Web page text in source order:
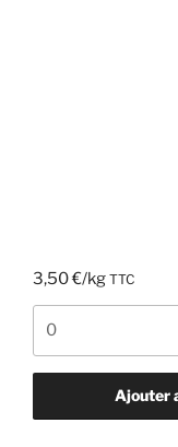
3,50€/kg TTC
Pomme
orange
Ajouter